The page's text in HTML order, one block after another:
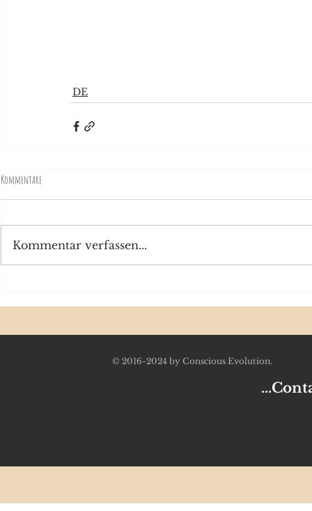
DE
Kommentare
Kommentar verfassen...
© 2016-2024 by Conscious Evolution.